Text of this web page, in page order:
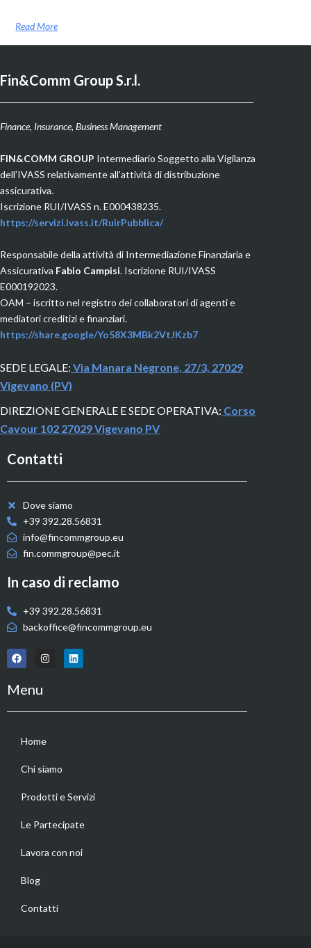
Read More
Fin&Comm Group S.r.l.
Finance, Insurance, Business Management
FIN&COMM GROUP Intermediario Soggetto alla Vigilanza
dell’IVASS relativamente all’attività di distribuzione
assicurativa.
Iscrizione RUI/IVASS n. E000438235.
https://servizi.ivass.it/RuirPubblica/
Responsabile della attività di Intermediazione Finanziaria e
Assicurativa Fabio Campisi. Iscrizione RUI/IVASS
E000192023.
OAM – iscritto nel registro dei collaboratori di agenti e
mediatori creditizi e finanziari.
https://share.google/Yo58X3MBk2VtJKzb7
SEDE LEGALE: Via Manara Negrone, 27/3, 27029
Vigevano (PV)
DIREZIONE GENERALE E SEDE OPERATIVA: Corso
Cavour 102 27029 Vigevano PV
Contatti
Dove siamo
+39 392.28.56831
info@fincommgroup.eu
fin.commgroup@pec.it
In caso di reclamo
+39 392.28.56831
backoffice@fincommgroup.eu
Menu
Home
Chi siamo
Prodotti e Servizi
Le Partecipate
Lavora con noi
Blog
Contatti